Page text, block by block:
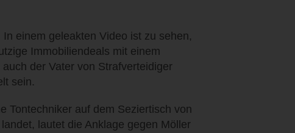
einem geleakten Video ist zu sehen,
Immobiliendeals mit einem
der Vater von Strafverteidiger
sein.
Tontechniker auf dem Seziertisch von
lautet die Anklage gegen Möller